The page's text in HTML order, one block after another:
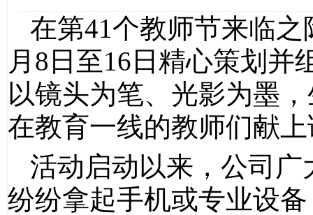
在第41个教师节来临
月8日至16日精心策划并
以镜头为笔、光影为墨
在教育一线的教师们献
活动启动以来，公司
纷纷拿起手机或专业设